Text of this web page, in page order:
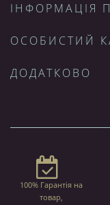
ІНФОРМАЦІЯ
ОСОБИСТИЙ
ДОДАТКОВО
100% Гарантія на
товар,